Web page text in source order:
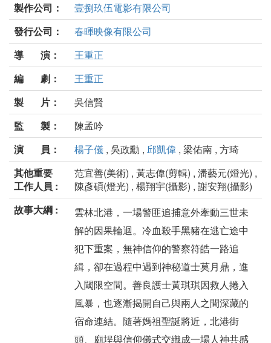
製作公司：
壹捌玖伍電影有限公司
發行公司：
春暉映像有限公司
導 演：
王重正
編 劇：
王重正
製 片：
吳信賢
監 製：
陳孟吟
演 員：
楊子儀 , 吳政勳 , 邱凱偉 , 梁佑南 , 方琦
其他重要
工作人員 :
范宜善(美術) , 黃志偉(剪輯) , 潘藝元(燈光) ,
陳彥碩(燈光) , 楊翔宇(攝影) , 謝安翔(攝影)
故事大綱 :
雲林北港，一場警匪追捕意外牽動三世未
解的因果輪迴。冷血殺手黑豬在逃亡途中
犯下重案，無神信仰的警察符皓一路追
緝，卻在過程中遇到神秘道士莫月鼎，進
入閾限空間。善良護士黃琪琪因救人捲入
風暴，也逐漸揭開自己與兩人之間深藏的
宿命連結。隨著媽祖聖誕將近，北港街
頭、廟埕與信仰儀式交織成一場人神共感